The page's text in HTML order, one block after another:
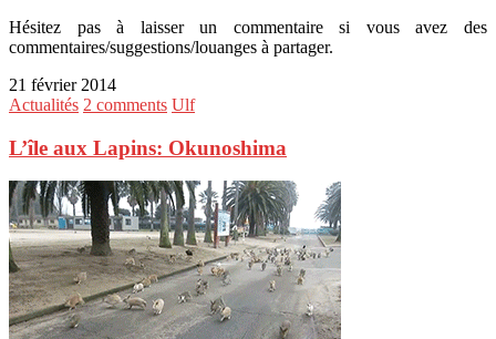
Hésitez pas à laisser un commentaire si vous avez des
commentaires/suggestions/louanges à partager.
21 février 2014
Actualités 2 comments Ulf
L’île aux Lapins: Okunoshima